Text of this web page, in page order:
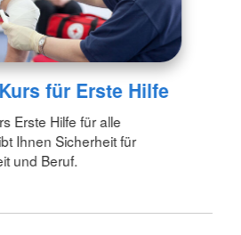
für Erste Hilfe
Erste Hilfe für alle
Ihnen Sicherheit für
und Beruf.